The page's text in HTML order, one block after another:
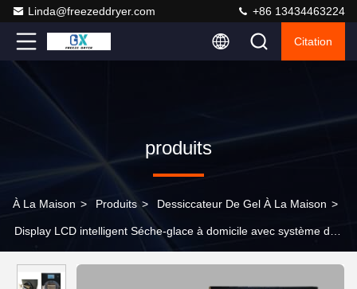
Linda@freezeddryer.com +86 13434463224
Citation
produits
À La Maison > Produits > Dessiccateur De Gel À La Maison >
Display LCD intelligent Séche-glace à domicile avec système de